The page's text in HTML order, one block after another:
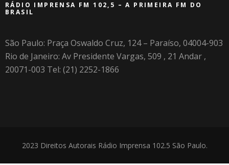
RÁDIO IMPRENSA FM 102,5 – A PRIMEIRA FM DO
BRASIL
São Paulo: Praça Oswaldo Cruz, 124 – Paraíso, 04004-903
Rio de Janeiro: Av Presidente Vargas, 509 , 21 Andar ,
20071-003 Tel: (21) 2252-1866
2023 Direitos Autorais Rádio Imprensa 102.5 São Paulo.